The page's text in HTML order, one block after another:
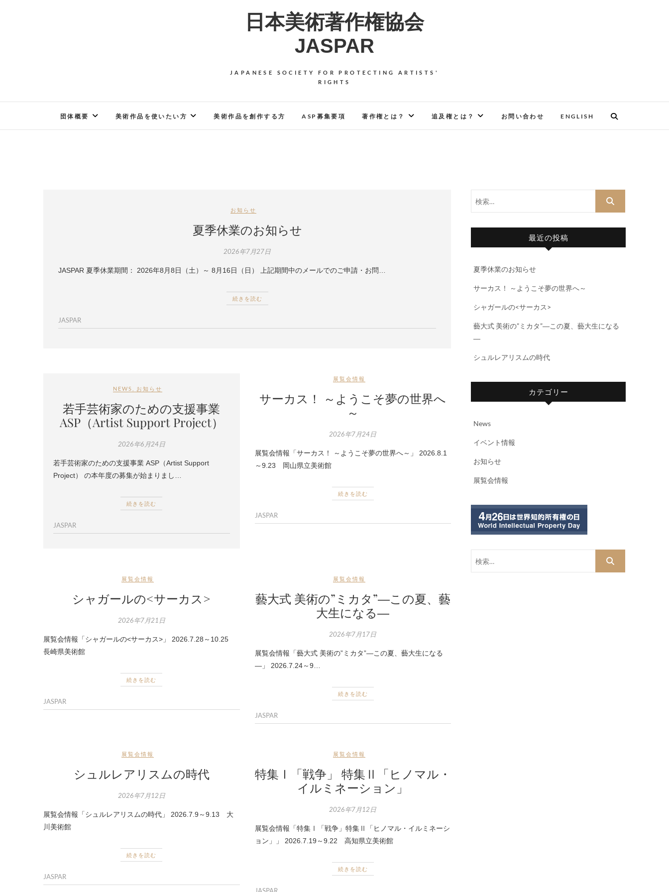
日本美術著作権協会
JASPAR
JAPANESE SOCIETY FOR PROTECTING ARTISTS'
RIGHTS
団体概要 美術作品を使いたい方 美術作品を創作する方 ASP募集要項 著作権とは？ 追及権とは？ お問い合わせ ENGLISH
お知らせ
夏季休業のお知らせ
2026年7月27日
JASPAR 夏季休業期間： 2026年8月8日（土）～ 8月16日（日） 上記期間中のメールでのご申請・お問…
続きを読む
JASPAR
NEWS お知らせ
若手芸術家のための支援事業
ASP（Artist Support Project）
2026年6月24日
若手芸術家のための支援事業 ASP（Artist Support
Project） の本年度の募集が始まりまし…
続きを読む
JASPAR
展覧会情報
サーカス！ ～ようこそ夢の世界へ
～
2026年7月24日
展覧会情報「サーカス！ ～ようこそ夢の世界へ～」 2026.8.1
～9.23 岡山県立美術館
続きを読む
JASPAR
展覧会情報
シャガールの<サーカス>
2026年7月21日
展覧会情報「シャガールの<サーカス>」 2026.7.28～10.25
長崎県美術館
続きを読む
JASPAR
展覧会情報
藝大式 美術の”ミカタ”―この夏、藝
大生になる―
2026年7月17日
展覧会情報「藝大式 美術の”ミカタ”―この夏、藝大生になる
―」 2026.7.24～9…
続きを読む
JASPAR
展覧会情報
シュルレアリスムの時代
2026年7月12日
展覧会情報「シュルレアリスムの時代」 2026.7.9～9.13 大
川美術館
続きを読む
JASPAR
展覧会情報
特集Ⅰ「戦争」 特集Ⅱ「ヒノマル・
イルミネーション」
2026年7月12日
展覧会情報「特集Ⅰ「戦争」特集Ⅱ「ヒノマル・イルミネーシ
ョン」」 2026.7.19～9.22 高知県立美術館
続きを読む
最近の投稿
夏季休業のお知らせ
サーカス！ ～ようこそ夢の世界へ～
シャガールの<サーカス>
藝大式 美術の”ミカタ”―この夏、藝大生になる
―
シュルレアリスムの時代
カテゴリー
News
イベント情報
お知らせ
展覧会情報